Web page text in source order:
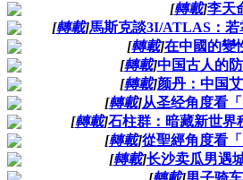
[轉載]李天
[轉載]馬斯克談3I/ATLAS：若
[轉載]在中國的變
[轉載]中国古人的
[轉載]颜丹：中国
[轉載]从圣经角度看
[轉載]石柱群：暗藏新世界
[轉載]從聖經角度看
[轉載]长沙卖瓜男遇